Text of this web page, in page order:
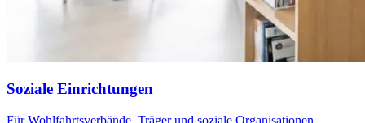
Soziale Einrichtungen
Für Wohlfahrtsverbände, Träger und soziale Organisationen.